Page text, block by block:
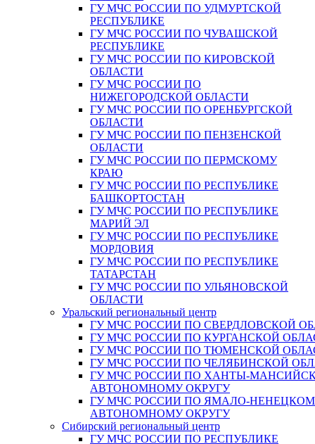
ГУ МЧС РОССИИ ПО УДМУРТСКОЙ
РЕСПУБЛИКЕ
ГУ МЧС РОССИИ ПО ЧУВАШСКОЙ
РЕСПУБЛИКЕ
ГУ МЧС РОССИИ ПО КИРОВСКОЙ
ОБЛАСТИ
ГУ МЧС РОССИИ ПО
НИЖЕГОРОДСКОЙ ОБЛАСТИ
ГУ МЧС РОССИИ ПО ОРЕНБУРГСКОЙ
ОБЛАСТИ
ГУ МЧС РОССИИ ПО ПЕНЗЕНСКОЙ
ОБЛАСТИ
ГУ МЧС РОССИИ ПО ПЕРМСКОМУ
КРАЮ
ГУ МЧС РОССИИ ПО РЕСПУБЛИКЕ
БАШКОРТОСТАН
ГУ МЧС РОССИИ ПО РЕСПУБЛИКЕ
МАРИЙ ЭЛ
ГУ МЧС РОССИИ ПО РЕСПУБЛИКЕ
МОРДОВИЯ
ГУ МЧС РОССИИ ПО РЕСПУБЛИКЕ
ТАТАРСТАН
ГУ МЧС РОССИИ ПО УЛЬЯНОВСКОЙ
ОБЛАСТИ
Уральский региональный центр
ГУ МЧС РОССИИ ПО СВЕРДЛОВСКОЙ
ГУ МЧС РОССИИ ПО КУРГАНСКОЙ
ГУ МЧС РОССИИ ПО ТЮМЕНСКОЙ
ГУ МЧС РОССИИ ПО ЧЕЛЯБИНСКОЙ
ГУ МЧС РОССИИ ПО ХАНТЫ-
АВТОНОМНОМУ ОКРУГУ
ГУ МЧС РОССИИ ПО ЯМАЛО-
АВТОНОМНОМУ ОКРУГУ
Сибирский региональный центр
ГУ МЧС РОССИИ ПО РЕСПУБЛИКЕ